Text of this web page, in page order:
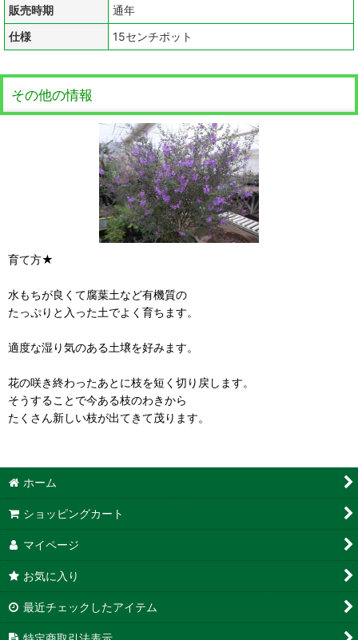
販売時期
通年
仕様
15センチポット
その他の情報
育て方★
水もちが良くて腐葉土など有機質の
たっぷりと入った土でよく育ちます。
適度な湿り気のある土壌を好みます。
花の咲き終わったあとに枝を短く切り戻します。
そうすることで今ある枝のわきから
たくさん新しい枝が出てきて茂ります。
ホーム
ショッピングカート
マイページ
お気に入り
最近チェックしたアイテム